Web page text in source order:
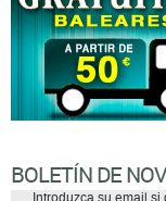
BOLETÍN DE